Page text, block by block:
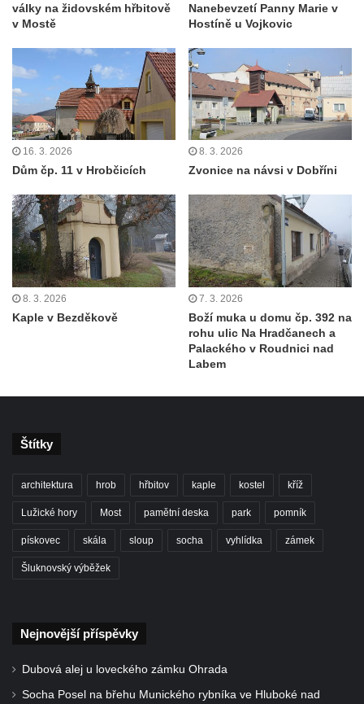
války na židovském hřbitově
v Mostě
Nanebevzetí Panny Marie v
Hostíně u Vojkovic
16. 3. 2026
Dům čp. 11 v Hrobčicích
8. 3. 2026
Zvonice na návsi v Dobříni
8. 3. 2026
Kaple v Bezděkově
7. 3. 2026
Boží muka u domu čp. 392 na
rohu ulic Na Hradčanech a
Palackého v Roudnici nad
Labem
Štítky
architektura hrob hřbitov kaple kostel kříž
Lužické hory Most pamětní deska park pomník
pískovec skála sloup socha vyhlídka zámek
Šluknovský výběžek
Nejnovější příspěvky
Dubová alej u loveckého zámku Ohrada
Socha Posel na břehu Munického rybníka ve Hluboké nad